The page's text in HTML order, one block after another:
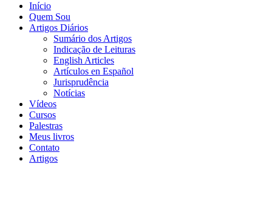
Início
Quem Sou
Artigos Diários
Sumário dos Artigos
Indicação de Leituras
English Articles
Artículos en Español
Jurisprudência
Notícias
Vídeos
Cursos
Palestras
Meus livros
Contato
Artigos